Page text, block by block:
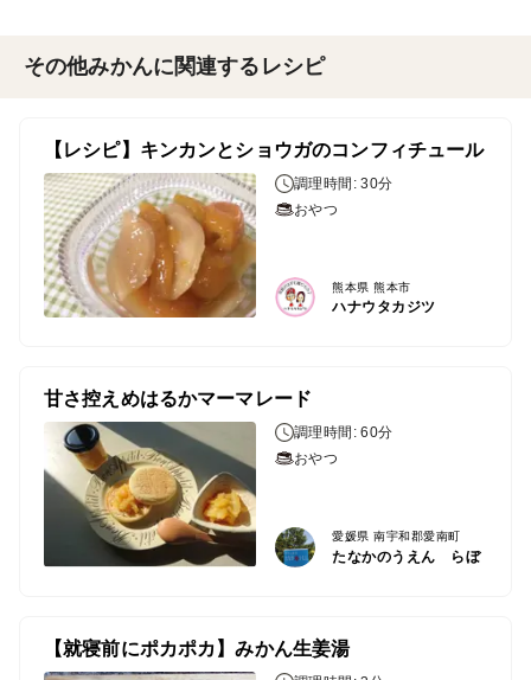
その他みかんに関連するレシピ
【レシピ】キンカンとショウガのコンフィチュール
調理時間: 30分
おやつ
熊本県 熊本市
ハナウタカジツ
甘さ控えめはるかマーマレード
調理時間: 60分
おやつ
愛媛県 南宇和郡愛南町
たなかのうえん らぼ
【就寝前にポカポカ】みかん生姜湯